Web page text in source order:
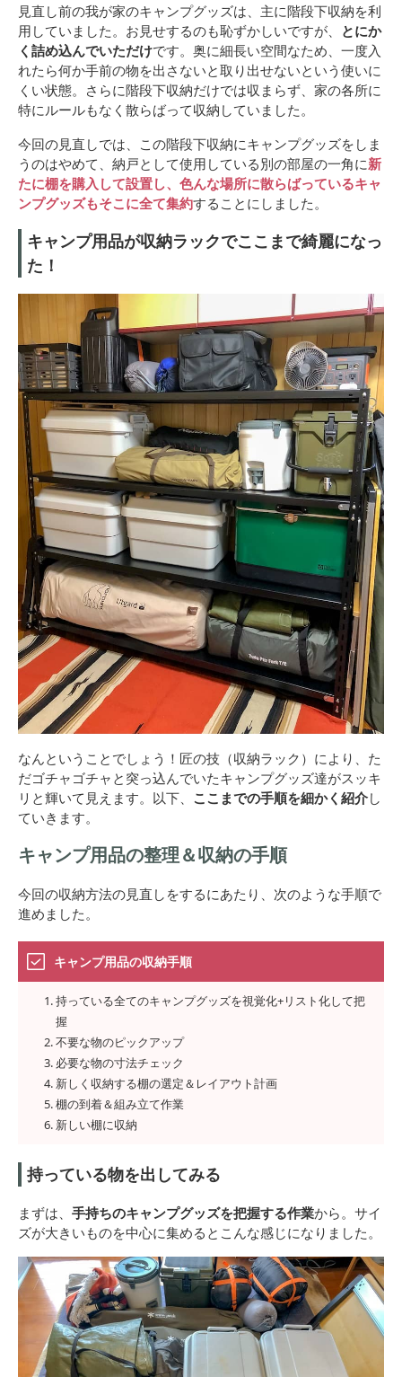
見直し前の我が家のキャンプグッズは、主に階段下収納を利
用していました。お見せするのも恥ずかしいですが、 とにか
く詰め込んでいただけです。奥に細長い空間なため、一度入
れたら何か手前の物を出さないと取り出せないという使いに
くい状態。さらに階段下収納だけでは収まらず、家の各所に
特にルールもなく散らばって収納していました。
今回の見直しでは、この階段下収納にキャンプグッズをしま
うのはやめて、納戸として使用している別の部屋の一角に新
たに棚を購入して設置し、色んな場所に散らばっているキャ
ンプグッズもそこに全て集約することにしました。
キャンプ用品が収納ラックでここまで綺麗になっ
た！
なんということでしょう！匠の技（収納ラック）により、た
だゴチャゴチャと突っ込んでいたキャンプグッズ達がスッキ
リと輝いて見えます。以下、 ここまでの手順を細かく紹介し
ていきます。
キャンプ用品の整理＆収納の手順
今回の収納方法の見直しをするにあたり、次のような手順で
進めました。
キャンプ用品の収納手順
持っている全てのキャンプグッズを視覚化+リスト化して把
握
不要な物のピックアップ
必要な物の寸法チェック
新しく収納する棚の選定＆レイアウト計画
棚の到着＆組み立て作業
新しい棚に収納
持っている物を出してみる
まずは、 手持ちのキャンプグッズを把握する作業から。サイ
ズが大きいものを中心に集めるとこんな感じになりました。